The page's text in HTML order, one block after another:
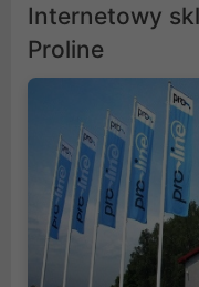
Internetowy
Proline